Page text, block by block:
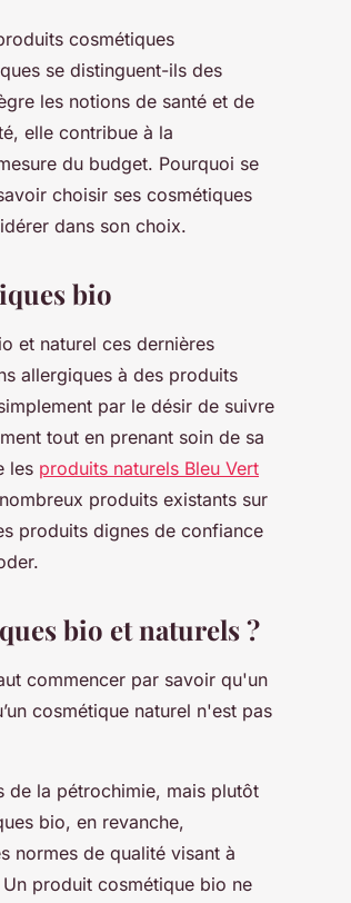
cosmétiques
se distinguent-ils des
les notions de santé et de
elle contribue à la
du budget. Pourquoi se
choisir ses cosmétiques
dans son choix.
bio
et naturel ces dernières
allergiques à des produits
par le désir de suivre
tout en prenant soin de sa
les produits naturels Bleu Vert
produits existants sur
produits dignes de confiance
bio et naturels ?
commencer par savoir qu'un
cosmétique naturel n'est pas
de la pétrochimie, mais plutôt
bio, en revanche,
normes de qualité visant à
produit cosmétique bio ne